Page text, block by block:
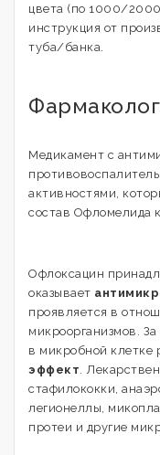
цвета (по 1000/2000
инструкция от
туба/банка.
Медикамент с
активностями,
состав Офломелида
Офлоксацин
оказывает
проявляется в
микроорганизмов.
в микробной клетке
эффект .
стафилококки,
легионеллы,
протеи и другие